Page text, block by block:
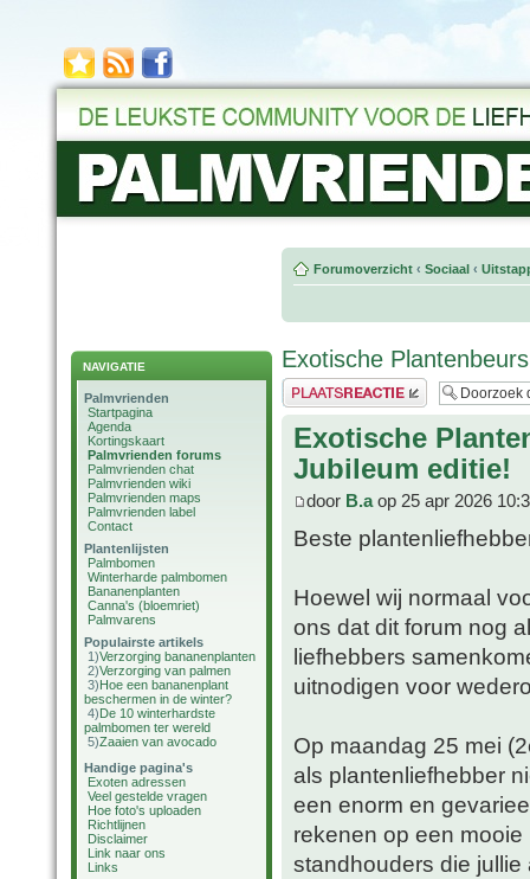
NAVIGATIE
Palmvrienden
Startpagina
Agenda
Kortingskaart
Palmvrienden forums
Palmvrienden chat
Palmvrienden wiki
Palmvrienden maps
Palmvrienden label
Contact
Plantenlijsten
Palmbomen
Winterharde palmbomen
Bananenplanten
Canna's (bloemriet)
Palmvarens
Populairste artikels
1)Verzorging bananenplanten
2)Verzorging van palmen
3)Hoe een bananenplant
beschermen in de winter?
4)De 10 winterhardste
palmbomen ter wereld
5)Zaaien van avocado
Handige pagina's
Exoten adressen
Veel gestelde vragen
Hoe foto's uploaden
Richtlijnen
Disclaimer
Link naar ons
Links
Forumoverzicht ‹ Sociaal ‹
Exotische
Plaats een reactie
Exotische
Jubileum editie!
door B.aop 25 apr 2026
Beste
Hoewel wij normaal
ons dat dit forum nog
liefhebbers
uitnodigen voor
Op maandag 25 mei
als plantenliefhebber
een enorm en
rekenen op een
standhouders die jullie